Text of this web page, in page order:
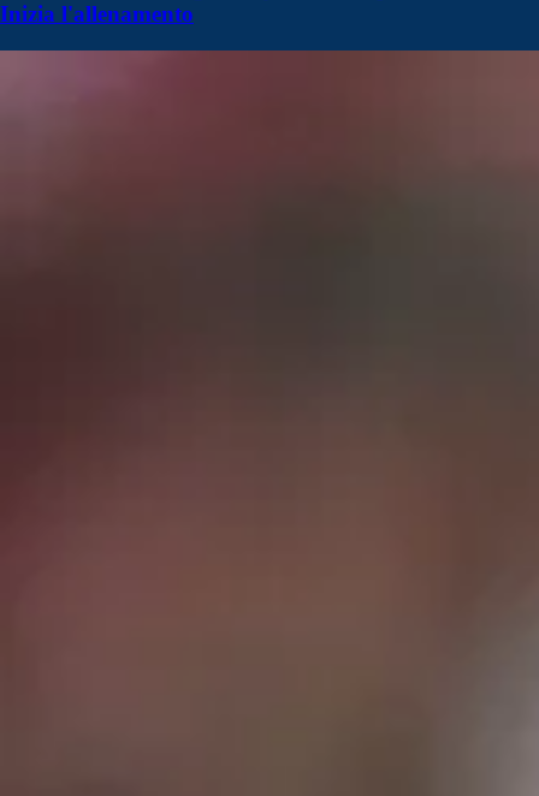
Inizia l'allenamento